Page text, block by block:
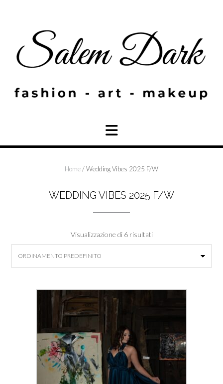
Home/ Wedding Vibes 2025 F/W
WEDDING VIBES 2025 F/W
Visualizzazione di 6 risultati